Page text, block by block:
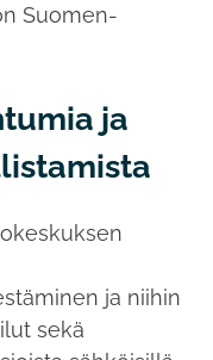
Suomen-
ja
ja niihin
sekä